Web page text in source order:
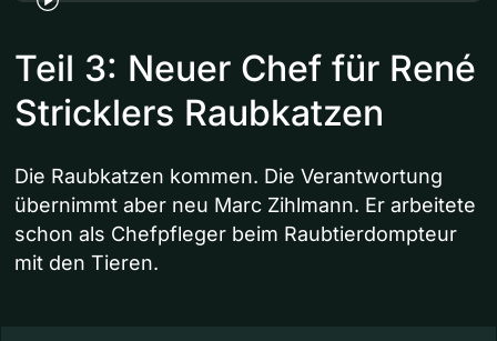
Teil 3: Neuer Chef für René
Stricklers Raubkatzen
Die Raubkatzen kommen. Die Verantwortung
übernimmt aber neu Marc Zihlmann. Er arbeitete
schon als Chefpfleger beim Raubtierdompteur
mit den Tieren.